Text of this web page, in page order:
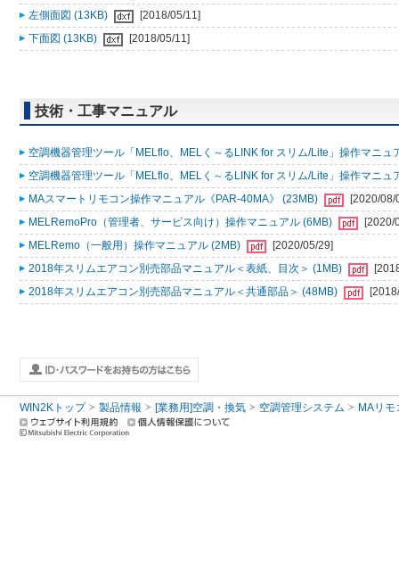
左側面図 (13KB)
[2018/05/11]
下面図 (13KB)
[2018/05/11]
技術・工事マニュアル
空調機器管理ツール「MELflo、MELく～るLINK for スリム/Lite」操作マニュ
空調機器管理ツール「MELflo、MELく～るLINK for スリム/Lite」操作マニュ
MAスマートリモコン操作マニュアル《PAR-40MA》 (23MB)
[2020/08/
MELRemoPro（管理者、サービス向け）操作マニュアル (6MB)
[2020/
MELRemo（一般用）操作マニュアル (2MB)
[2020/05/29]
2018年スリムエアコン別売部品マニュアル＜表紙、目次＞ (1MB)
2018年スリムエアコン別売部品マニュアル＜共通部品＞ (48MB)
WIN2Kトップ 製品情報 [業務用]空調・換気 空調管理システム MAリモ